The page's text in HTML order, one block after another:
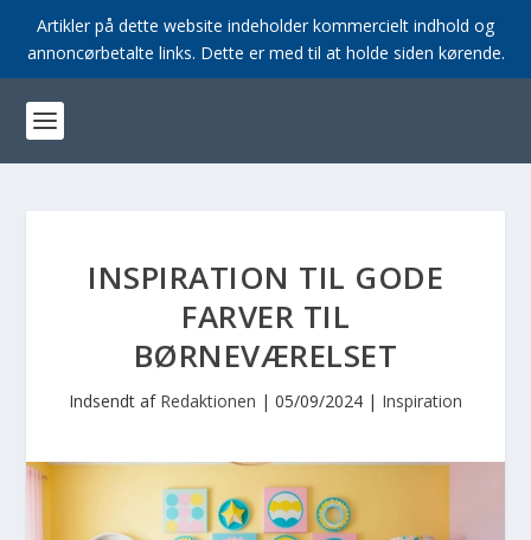
Artikler på dette website indeholder kommercielt indhold og
annoncørbetalte links. Dette er med til at holde siden kørende.
INSPIRATION TIL GODE
FARVER TIL
BØRNEVÆRELSET
Indsendt af Redaktionen | 05/09/2024 | Inspiration